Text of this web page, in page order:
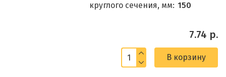
круглого сечения, мм: 150
7.74 р.
В корзину